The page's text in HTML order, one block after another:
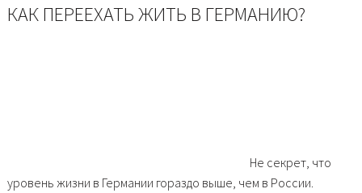
КАК ПЕРЕЕХАТЬ ЖИТЬ В ГЕРМАНИЮ?
Не секрет, что
уровень жизни в Германии гораздо выше, чем в России.